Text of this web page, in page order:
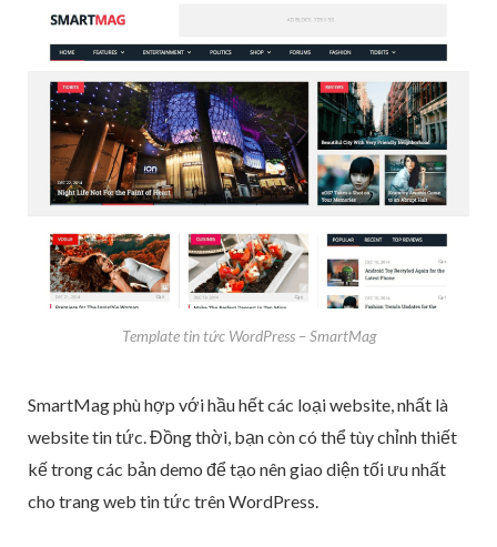
Template tin tức WordPress – SmartMag
SmartMag phù hợp với hầu hết các loại website, nhất là
website tin tức. Đồng thời, bạn còn có thể tùy chỉnh thiết
kế trong các bản demo để tạo nên giao diện tối ưu nhất
cho trang web tin tức trên WordPress.